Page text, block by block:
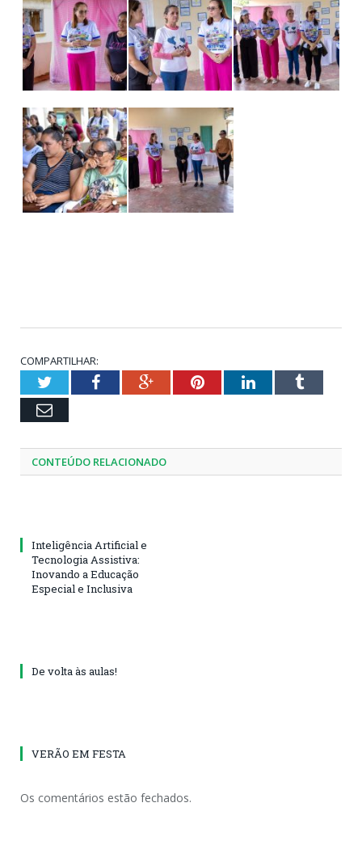
COMPARTILHAR:
TwitterFacebookGoogle+PinterestLinkedInTumblr
Email
CONTEÚDO RELACIONADO
Inteligência Artificial e
Tecnologia Assistiva:
Inovando a Educação
Especial e Inclusiva
De volta às aulas!
VERÃO EM FESTA
Os comentários estão fechados.